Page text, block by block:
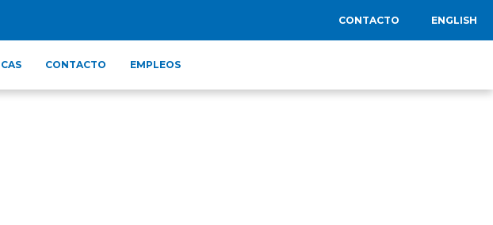
CONTACTO ENGLISH
CONTACTO EMPLEOS